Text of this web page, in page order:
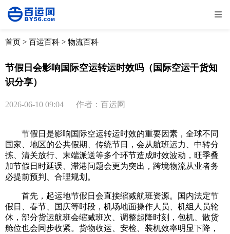
全部 物流资讯
首页 > 百运百科 > 物流百科
节假日会影响国际空运转运时效吗（国际空运干货知
识分享）
2026-06-10 09:04 作者：百运网
节假日是影响国际空运转运时效的重要因素，全球不同
国家、地区的公共假期、传统节日，会从航班运力、中转分
拣、清关放行、末端派送等多个环节造成时效波动，旺季叠
加节假日时延误、滞港问题会更为突出，跨境物流从业者务
必提前预判、合理规划。
首先，起运地节假日会直接缩减航班资源。国内法定节
假日、春节、国庆等时段，机场地面操作人员、机组人员轮
休，部分货运航班会缩减班次、调整起降时刻，包机、散货
舱位也会同步收紧。货物收运、安检、装机效率明显下降，